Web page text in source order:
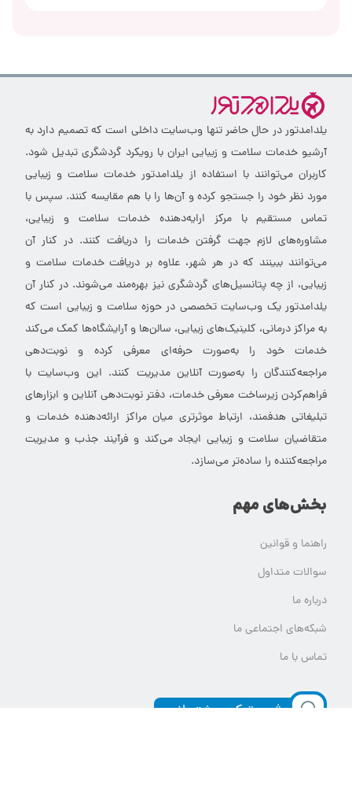
یلدامدتور در حال حاضر تنها وب‌سایت داخلی است که تصمیم دارد به
آرشیو خدمات سلامت و زیبایی ایران با رویکرد گردشگری تبدیل شود.
کاربران می‌توانند با استفاده از یلدامدتور خدمات سلامت و زیبایی
مورد نظر خود را جستجو کرده و آن‌ها را با هم مقایسه کنند. سپس با
تماس مستقیم با مرکز ارایه‌دهنده خدمات سلامت و زیبایی،
مشاوره‌های لازم جهت گرفتن خدمات را دریافت کنند. در کنار آن
می‌توانند ببینند که در هر شهر، علاوه بر دریافت خدمات سلامت و
زیبایی، از چه پتانسیل‌های گردشگری نیز بهره‌مند می‌شوند. در کنار آن
یلدامدتور یک وب‌سایت تخصصی در حوزه سلامت و زیبایی است که
به مراکز درمانی، کلینیک‌های زیبایی، سالن‌ها و آرایشگاه‌ها کمک می‌کند
خدمات خود را به‌صورت حرفه‌ای معرفی کرده و نوبت‌دهی
مراجعه‌کنندگان را به‌صورت آنلاین مدیریت کنند. این وب‌سایت با
فراهم‌کردن زیرساخت معرفی خدمات، دفتر نوبت‌دهی آنلاین و ابزارهای
تبلیغاتی هدفمند، ارتباط موثرتری میان مراکز ارائه‌دهنده خدمات و
متقاضیان سلامت و زیبایی ایجاد می‌کند و فرآیند جذب و مدیریت
مراجعه‌کننده را ساده‌تر می‌سازد.
بخش‌های مهم
راهنما و قوانین
سوالات متداول
درباره ما
شبکه‌های اجتماعی ما
تماس با ما
ثبت تیکت پشتیبانی